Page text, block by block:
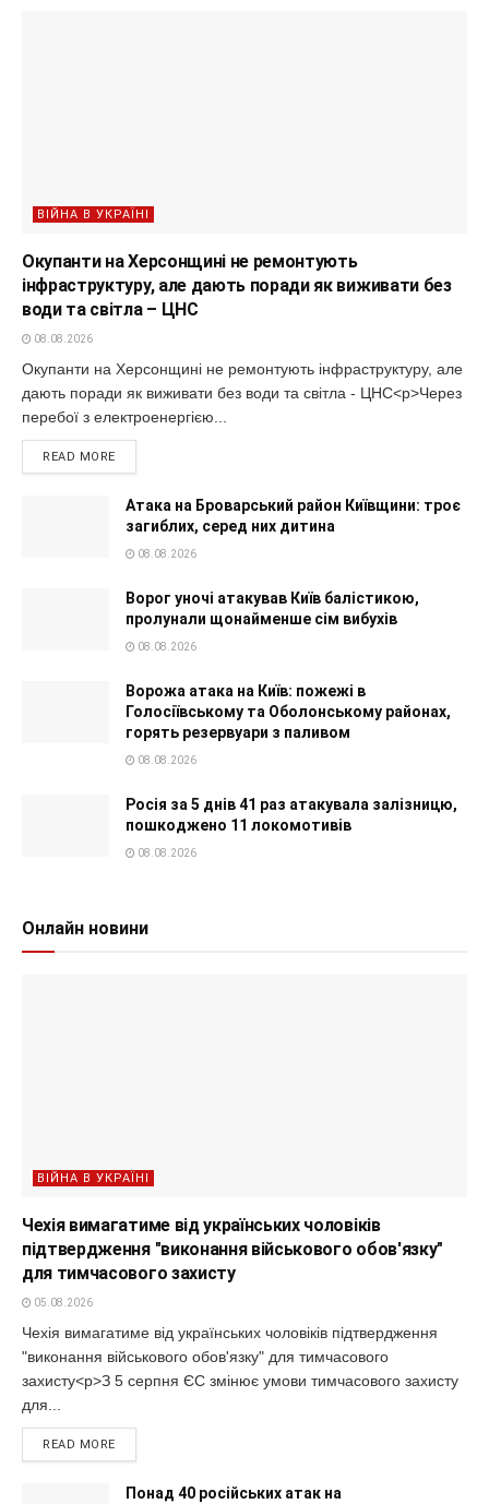
ВІЙНА В УКРАЇНІ
Окупанти на Херсонщині не ремонтують
інфраструктуру, але дають поради як виживати без
води та світла – ЦНС
08.08.2026
Окупанти на Херсонщині не ремонтують інфраструктуру, але
дають поради як виживати без води та світла - ЦНС<p>Через
перебої з електроенергією...
READ MORE
Атака на Броварський район Київщини: троє
загиблих, серед них дитина
08.08.2026
Ворог уночі атакував Київ балістикою,
пролунали щонайменше сім вибухів
08.08.2026
Ворожа атака на Київ: пожежі в
Голосіївському та Оболонському районах,
горять резервуари з паливом
08.08.2026
Росія за 5 днів 41 раз атакувала залізницю,
пошкоджено 11 локомотивів
08.08.2026
Онлайн новини
ВІЙНА В УКРАЇНІ
Чехія вимагатиме від українських чоловіків
підтвердження "виконання військового обов'язку"
для тимчасового захисту
05.08.2026
Чехія вимагатиме від українських чоловіків підтвердження
"виконання військового обов'язку" для тимчасового
захисту<p>З 5 серпня ЄС змінює умови тимчасового захисту
для...
READ MORE
Понад 40 російських атак на